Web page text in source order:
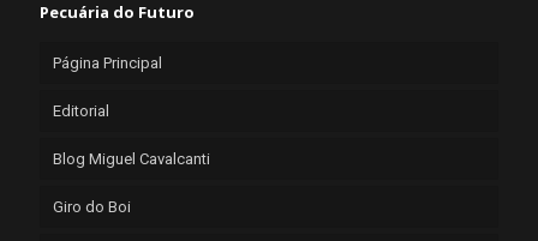
Pecuária do Futuro
Página Principal
Editorial
Blog Miguel Cavalcanti
Giro do Boi